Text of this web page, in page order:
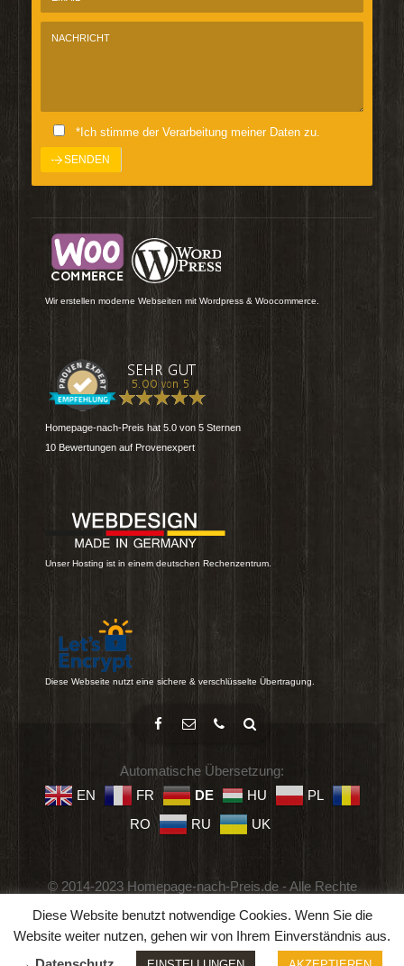
*Ich stimme der Verarbeitung meiner Daten zu.
Wir erstellen moderne Webseiten mit Wordpress & Woocommerce.
Homepage-nach-Preis hat 5.0 von 5 Sternen
10 Bewertungen auf Provenexpert
Unser Hosting ist in einem deutschen Rechenzentrum.
Diese Webseite nutzt eine sichere & verschlüsselte Übertragung.
Automatische Übersetzung:
EN
FR DE HU
PL
RO
RU UK
© 2014-2023 Homepage-nach-Preis.de - Alle Rechte
Geschäftsbedingungen
Diese Website benutzt notwendige Cookies. Wenn Sie die
Website weiter nutzen, gehen wir von Ihrem Einverständnis aus.